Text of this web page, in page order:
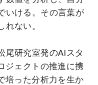
いける。その言葉が
ない。
尾研究室発のAIスタ
ジェクトの推進に携
培った分析力を生か